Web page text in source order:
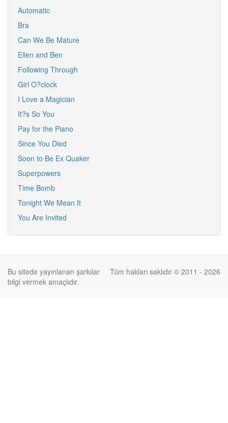
Automatic
Bra
Can We Be Mature
Ellen and Ben
Following Through
Girl O?clock
I Love a Magician
It?s So You
Pay for the Piano
Since You Died
Soon to Be Ex Quaker
Superpowers
Time Bomb
Tonight We Mean It
You Are Invited
Tüm hakları saklıdır © 2011 - 2026
Bu sitede yayınlanan şarkılar
bilgi vermek amaçlıdır.